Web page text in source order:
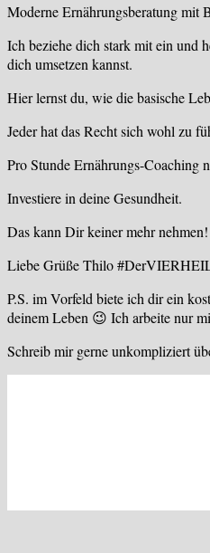
Moderne Ernährungsberatung mit
Ich beziehe dich stark mit ein und
dich umsetzen kannst.
Hier lernst du, wie die basische
Jeder hat das Recht sich wohl zu
Pro Stunde Ernährungs-Coaching
Investiere in deine Gesundheit.
Das kann Dir keiner mehr nehmen!
Liebe Grüße Thilo
P.S. im Vorfeld biete ich dir ein
deinem Leben 😉 Ich arbeite nur
Schreib mir gerne unkompliziert